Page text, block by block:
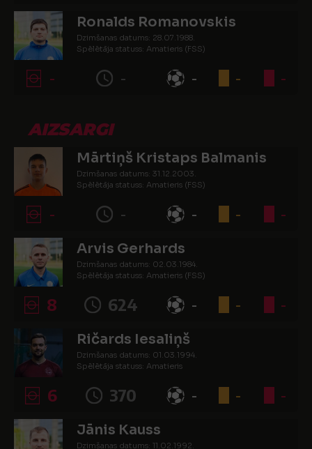
Ronalds Romanovskis
Dzimšanas datums: 28.07.1988.
Spēlētāja statuss: Amatieris (FSS)
- - - - -
AIZSARGI
Mārtiņš Kristaps Balmanis
Dzimšanas datums: 31.12.2003.
Spēlētāja statuss: Amatieris (FSS)
- - - - -
Arvis Gerhards
Dzimšanas datums: 02.03.1984.
Spēlētāja statuss: Amatieris (FSS)
8 624 - - -
Ričards Iesaliņš
Dzimšanas datums: 01.03.1994.
Spēlētāja statuss: Amatieris
6 370 - - -
Jānis Kauss
Dzimšanas datums: 11.02.1992.